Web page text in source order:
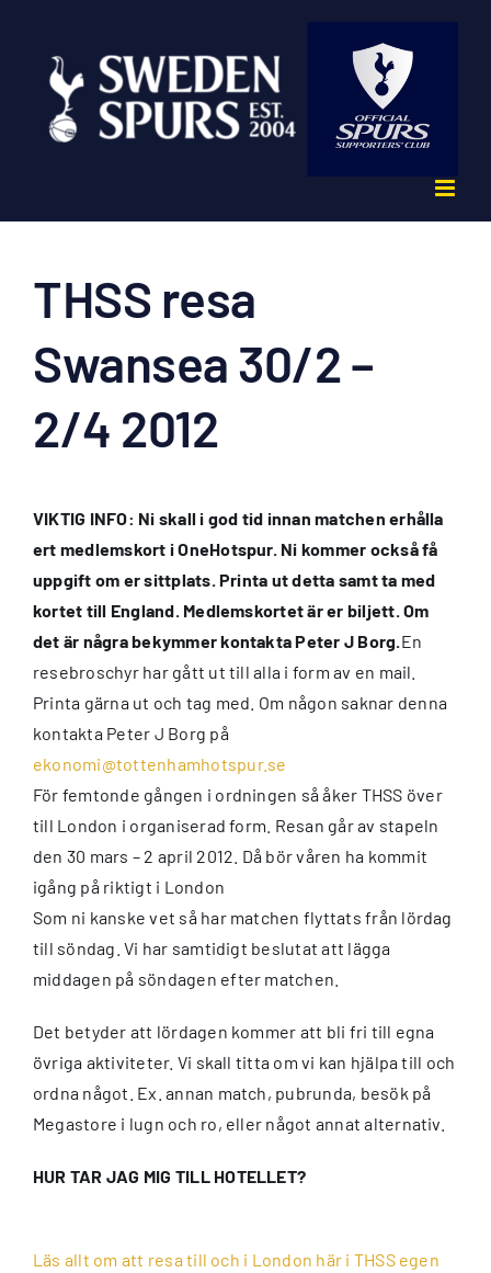
innehållet
THSS resa
Swansea 30/2 –
2/4 2012
VIKTIG INFO: Ni skall i god tid innan matchen erhålla
ert medlemskort i OneHotspur. Ni kommer också få
uppgift om er sittplats. Printa ut detta samt ta med
kortet till England. Medlemskortet är er biljett. Om
det är några bekymmer kontakta Peter J Borg. En
resebroschyr har gått ut till alla i form av en mail.
Printa gärna ut och tag med. Om någon saknar denna
kontakta Peter J Borg på
ekonomi@tottenhamhotspur.se
För femtonde gången i ordningen så åker THSS över
till London i organiserad form. Resan går av stapeln
den 30 mars – 2 april 2012. Då bör våren ha kommit
igång på riktigt i London
Som ni kanske vet så har matchen flyttats från lördag
till söndag. Vi har samtidigt beslutat att lägga
middagen på söndagen efter matchen.
Det betyder att lördagen kommer att bli fri till egna
övriga aktiviteter. Vi skall titta om vi kan hjälpa till och
ordna något. Ex. annan match, pubrunda, besök på
Megastore i lugn och ro, eller något annat alternativ.
HUR TAR JAG MIG TILL HOTELLET?
Läs allt om att resa till och i London här i THSS egen